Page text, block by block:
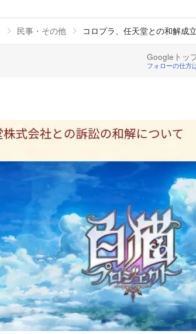
民事・その他 コロプラ、任天堂との和解成
Googleトッ
フォローの仕方